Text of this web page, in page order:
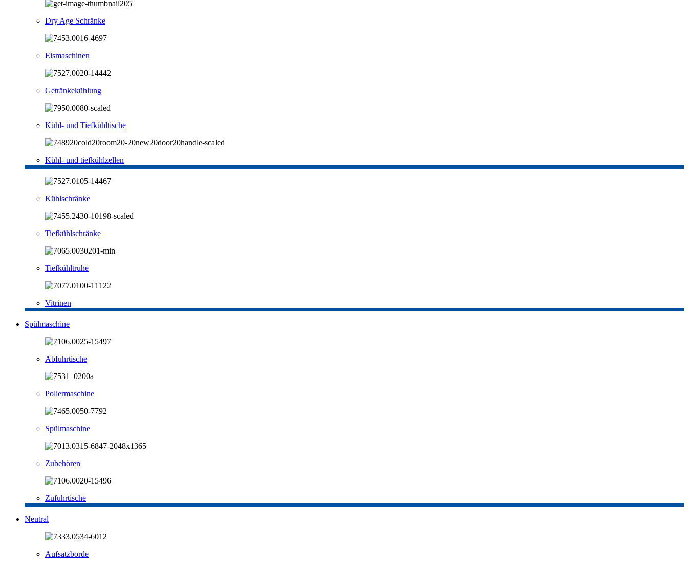
Dry Age Schränke
Eismaschinen
Getränkekühlung
Kühl- und Tiefkühltische
Kühl- und tiefkühlzellen
Kühlschränke
Tiefkühlschränke
Tiefkühltruhe
Vitrinen
Spülmaschine
Abfuhrtische
Poliermaschine
Spülmaschine
Zubehören
Zufuhrtische
Neutral
Aufsatzborde